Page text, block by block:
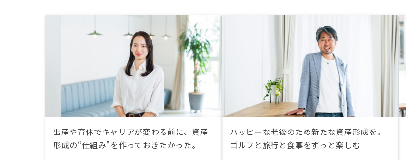
出産や育休でキャリアが変わる前に、資産
形成の“仕組み”を作っておきたかった。
ハッピーな老後のため新たな資産形成を。
ゴルフと旅行と食事をずっと楽しむ